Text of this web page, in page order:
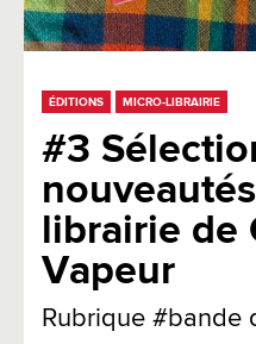
ÉDITIONS MICRO-LIBRAIRIE
#3
librairie de
Vapeur
Rubrique #bande